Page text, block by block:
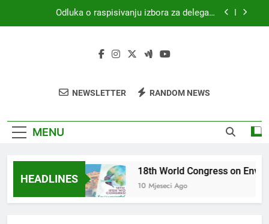
Odluka o raspisivanju izbora za delegata
4. Kongres sanitarne profesije s međunarodnim
NEWSLETTER RANDOM NEWS
MENU
HEADLINES
Ago
18th World Congress on
10 Mjeseci Ago